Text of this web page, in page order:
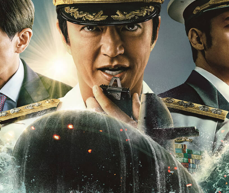
BEAUTY
TRAVEL
LIFESTYLE
FOLLOW US
な大人達におくる、スペシャルイシュー満載のメディア。
高感度なファッション、カルチャーに溺愛、未知の幅広い
教養を求め、今までの人生で積んだ経験、知見を余裕をも
って楽しみながら、進化するソーシャルに寄り添いたい。
何かに縛られていた時間から解き放たれつつある世代の
ライフスタイルを豊かに彩る『AdvancedTime』が発信する
情報をさらに充実し、より速やかに、活用できる
「AdvancedClub」会員組織を設けました。
「AdvancedClub」会員に登録すると、プレゼント応募情報
の一覧、プレミアムな会員限定イベント、ブランドのエクス
クルーシブアイテムの紹介など、特別なコンテンツ情報を
リゾート インテリア
美白 アイメイク